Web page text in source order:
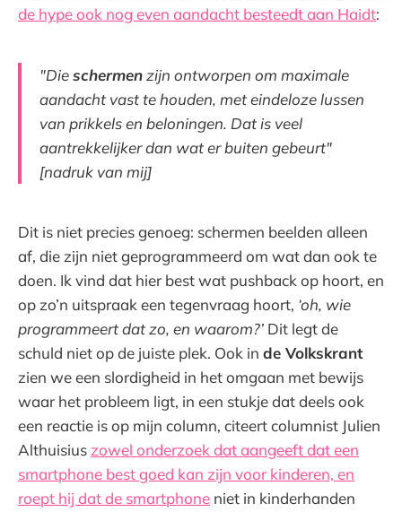
de hype ook nog even aandacht besteedt aan Haidt:
"Dieschermenzijn ontworpen om maximale
aandacht vast te houden, met eindeloze lussen
van prikkels en beloningen. Dat is veel
aantrekkelijker dan wat er buiten gebeurt"
[nadruk van mij]
Dit is niet precies genoeg: schermen beelden alleen
af, die zijn niet geprogrammeerd om wat dan ook te
doen. Ik vind dat hier best wat pushback op hoort, en
op zo’n uitspraak een tegenvraag hoort, ‘oh, wie
programmeert dat zo, en waarom?’ Dit legt de
schuld niet op de juiste plek. Ook in de Volkskrant
zien we een slordigheid in het omgaan met bewijs
waar het probleem ligt, in een stukje dat deels ook
een reactie is op mijn column, citeert columnist Julien
Althuisiuszowel onderzoek dat aangeeft dat een
smartphone best goed kan zijn voor kinderen, en
roept hij dat de smartphone niet in kinderhanden